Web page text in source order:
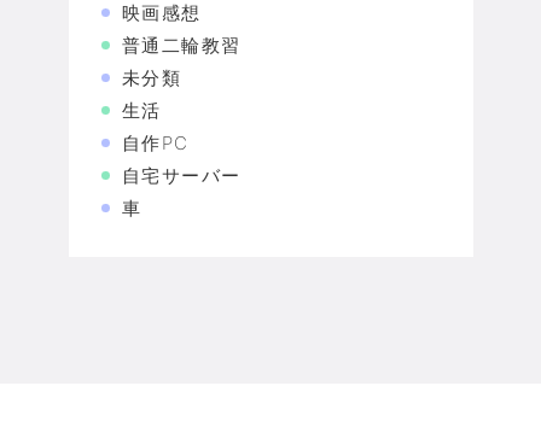
映画感想
普通二輪教習
未分類
生活
自作PC
自宅サーバー
車